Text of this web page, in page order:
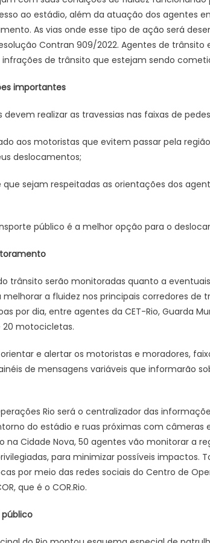
ao estádio, além da atuação dos agentes
As vias onde esse tipo de ação será
Contran 909/2022. Agentes de
infrações de trânsito que estejam sendo
importantes
devem realizar as travessias nas faixas de
aos motoristas que evitem passar pela
deslocamentos;
que sejam respeitadas as orientações dos
público é a melhor opção para o
trânsito serão monitoradas quanto a
melhorar a fluidez nos principais corredores
por dia, entre agentes da CET-Rio, Guarda
20 motocicletas.
e alertar os motoristas e moradores,
de mensagens variáveis que informarão
Rio será o centralizador das
do estádio e ruas próximas com câmeras
na Cidade Nova, 50 agentes vão monitorar a
para minimizar possíveis impactos.
por meio das redes sociais do Centro de
que é o COR.Rio.